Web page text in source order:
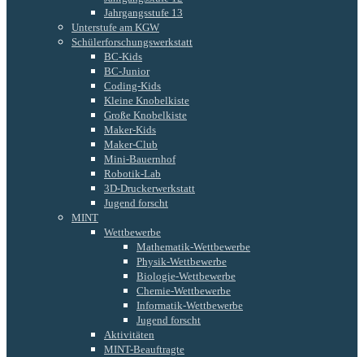
Jahrgangsstufe 13
Unterstufe am KGW
Schülerforschungswerkstatt
BC-Kids
BC-Junior
Coding-Kids
Kleine Knobelkiste
Große Knobelkiste
Maker-Kids
Maker-Club
Mini-Bauernhof
Robotik-Lab
3D-Druckerwerkstatt
Jugend forscht
MINT
Wettbewerbe
Mathematik-Wettbewerbe
Physik-Wettbewerbe
Biologie-Wettbewerbe
Chemie-Wettbewerbe
Informatik-Wettbewerbe
Jugend forscht
Aktivitäten
MINT-Beauftragte